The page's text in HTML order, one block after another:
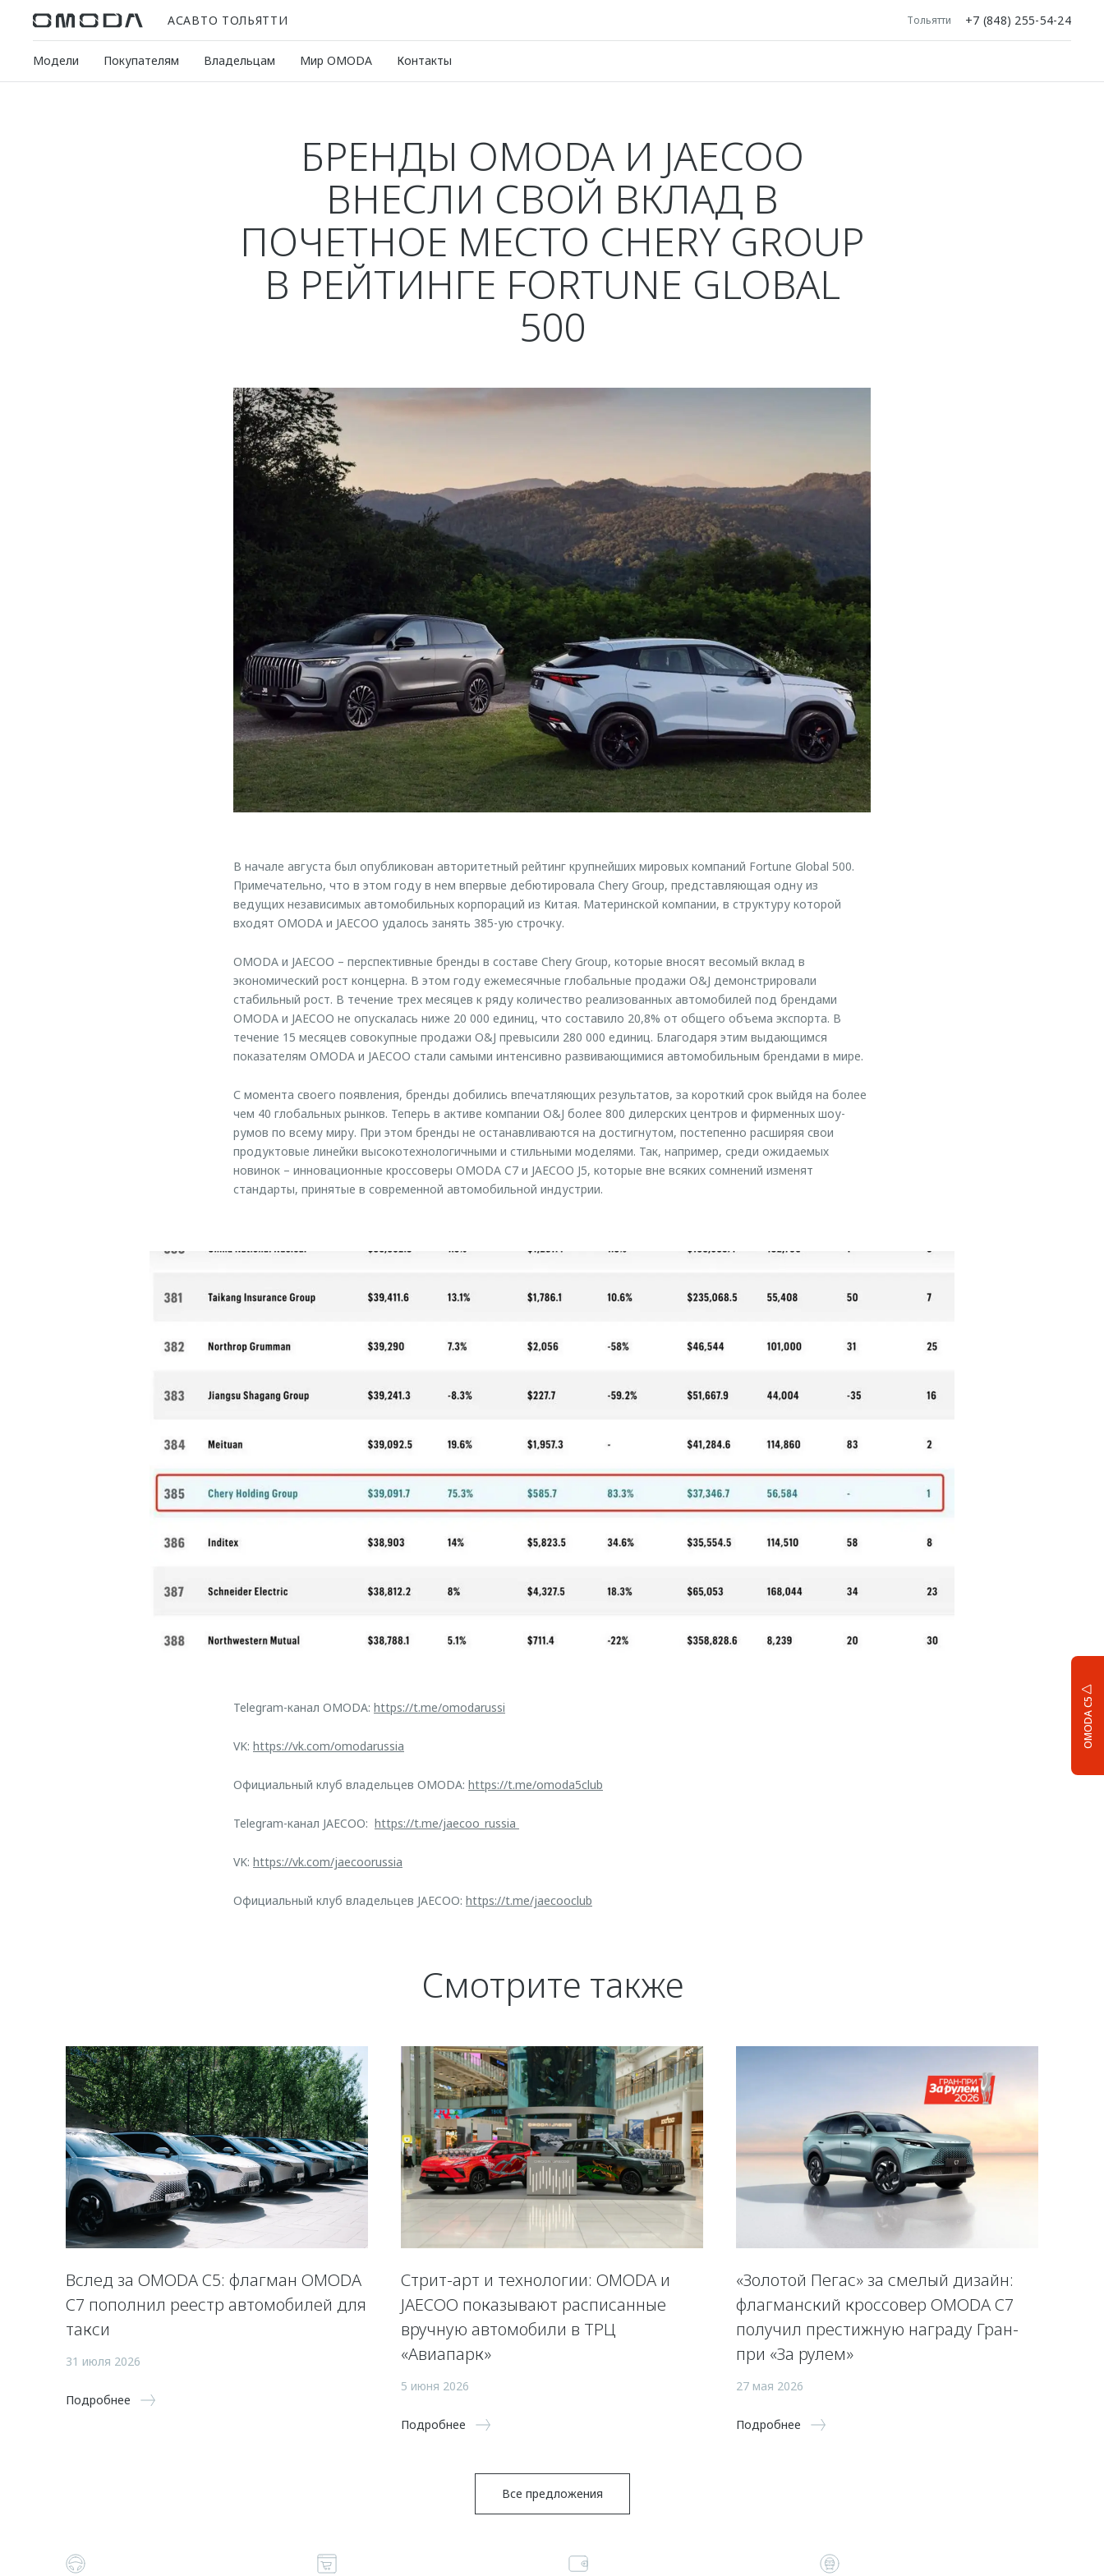
АСАВТО ТОЛЬЯТТИ Тольятти +7 (848) 255-54-24
Модели Покупателям Владельцам Мир OMODA Контакты
OMODA C5
БРЕНДЫ OMODA И JAECOO
ВНЕСЛИ СВОЙ ВКЛАД В
ПОЧЕТНОЕ МЕСТО CHERY GROUP
В РЕЙТИНГЕ FORTUNE GLOBAL
500
В начале августа был опубликован авторитетный рейтинг крупнейших мировых компаний Fortune Global 500.
Примечательно, что в этом году в нем впервые дебютировала Chery Group, представляющая одну из
ведущих независимых автомобильных корпораций из Китая. Материнской компании, в структуру которой
входят OMODA и JAECOO удалось занять 385-ую строчку.
OMODA и JAECOO – перспективные бренды в составе Chery Group, которые вносят весомый вклад в
экономический рост концерна. В этом году ежемесячные глобальные продажи O&J демонстрировали
стабильный рост. В течение трех месяцев к ряду количество реализованных автомобилей под брендами
OMODA и JAECOO не опускалась ниже 20 000 единиц, что составило 20,8% от общего объема экспорта. В
течение 15 месяцев совокупные продажи O&J превысили 280 000 единиц. Благодаря этим выдающимся
показателям OMODA и JAECOO стали самыми интенсивно развивающимися автомобильным брендами в мире.
С момента своего появления, бренды добились впечатляющих результатов, за короткий срок выйдя на более
чем 40 глобальных рынков. Теперь в активе компании O&J более 800 дилерских центров и фирменных шоу-
румов по всему миру. При этом бренды не останавливаются на достигнутом, постепенно расширяя свои
продуктовые линейки высокотехнологичными и стильными моделями. Так, например, среди ожидаемых
новинок – инновационные кроссоверы OMODA C7 и JAECOO J5, которые вне всяких сомнений изменят
стандарты, принятые в современной автомобильной индустрии.
Telegram-канал OMODA: https://t.me/omodarussi
VK: https://vk.com/omodarussia
Официальный клуб владельцев OMODA: https://t.me/omoda5club
Telegram-канал JAECOO: https://t.me/jaecoo_russia
VK: https://vk.com/jaecoorussia
Официальный клуб владельцев JAECOO: https://t.me/jaecooclub
Смотрите также
Вслед за OMODA C5: флагман OMODA
C7 пополнил реестр автомобилей для
такси
31 июля 2026
Подробнее
Стрит-арт и технологии: OMODA и
JAECOO показывают расписанные
вручную автомобили в ТРЦ
«Авиапарк»
5 июня 2026
Подробнее
«Золотой Пегас» за смелый дизайн:
флагманский кроссовер OMODA C7
получил престижную награду Гран-
при «За рулем»
27 мая 2026
Подробнее
Все предложения